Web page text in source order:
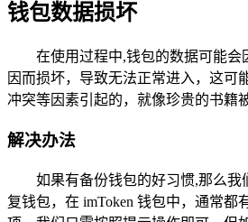
钱包数据损坏
在使用过程中,钱包的数据可能会
因而损坏，导致无法正常进入，这可
冲突等因素引起的，就像珍贵的书籍
解决办法
如果有备份钱包的好习惯,那么我
复钱包，在 imToken 钱包中，通常都